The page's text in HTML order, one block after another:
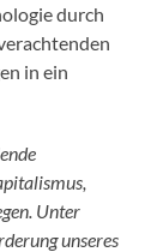
durch
in ein
Unter
unseres